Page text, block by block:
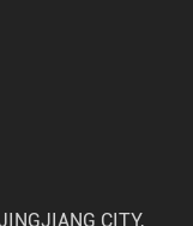
CITY,